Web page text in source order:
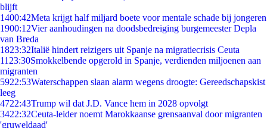
blijft
1400:42Meta krijgt half miljard boete voor mentale schade bij jongeren
1900:12Vier aanhoudingen na doodsbedreiging burgemeester Depla
van Breda
1823:32Italië hindert reizigers uit Spanje na migratiecrisis Ceuta
11 23:30Smokkelbende opgerold in Spanje, verdienden miljoenen aan
migranten
5922:53Waterschappen slaan alarm wegens droogte: Gereedschapskist
leeg
4722:43Trump wil dat J.D. Vance hem in 2028 opvolgt
3422:32Ceuta-leider noemt Marokkaanse grensaanval door migranten
'gruweldaad'